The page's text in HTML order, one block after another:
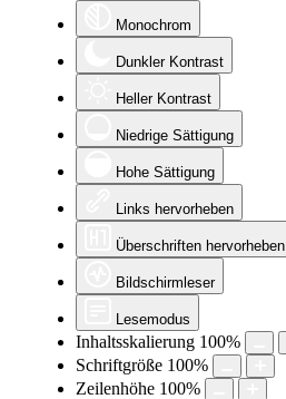
Monochrom
Dunkler Kontrast
Heller Kontrast
Niedrige Sättigung
Hohe Sättigung
Links hervorheben
Überschriften hervorheben
Bildschirmleser
Lesemodus
Inhaltsskalierung 100%
Schriftgröße 100%
Zeilenhöhe 100%